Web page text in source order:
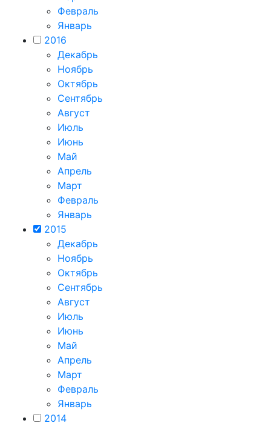
Февраль
Январь
2016
Декабрь
Ноябрь
Октябрь
Сентябрь
Август
Июль
Июнь
Май
Апрель
Март
Февраль
Январь
2015
Декабрь
Ноябрь
Октябрь
Сентябрь
Август
Июль
Июнь
Май
Апрель
Март
Февраль
Январь
2014